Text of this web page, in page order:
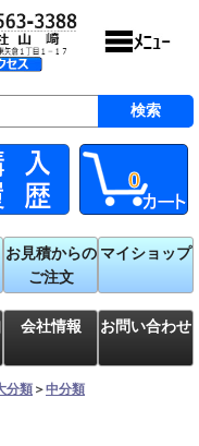
0
お見積からの
ご注文
マイショップ
会社情報 お問い合わせ
分類 ＞中分類